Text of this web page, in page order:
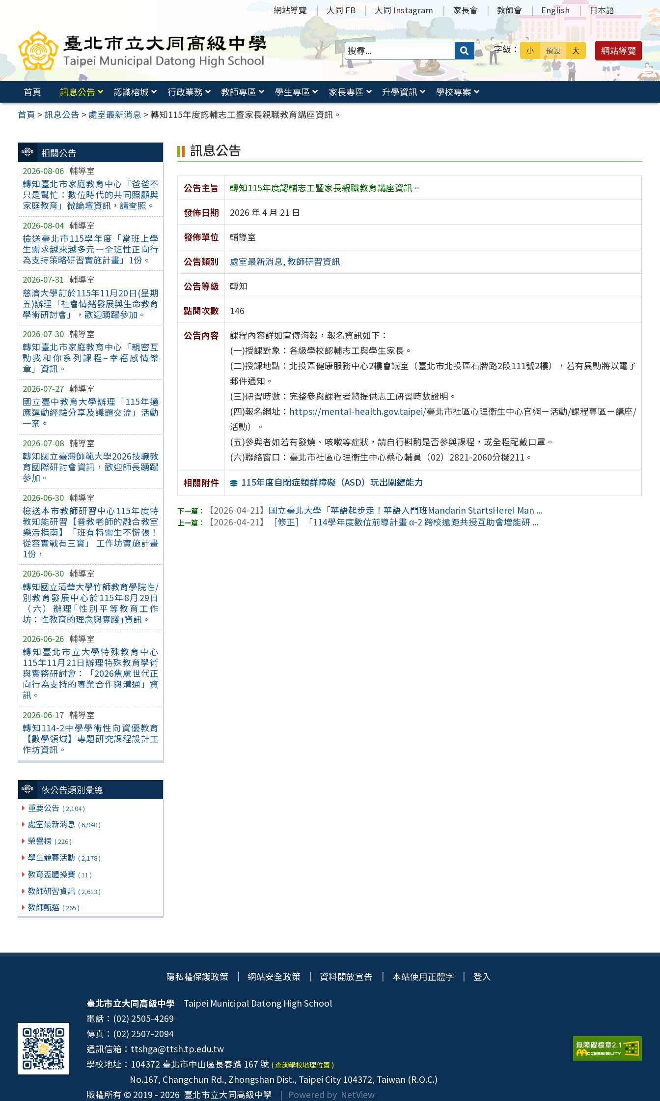
要
容
網站導覽 大同 FB 大同 Instagram 家長會 教師會 English 日本語
搜
送出 字級： 小 預設 大 網站導覽
首頁 訊息公告 認識榕城 行政業務 教師專區 學生專區 家長專區 升學資訊
學校專案
首頁 >訊息公告 > 處室最新消息 >轉知115年度認輔志工暨家長親職教育講座資訊。
相關公告
2026-08-06 輔導室
轉知臺北市家庭教育中心「爸爸不
只是幫忙：數位時代的共同照顧與
家庭教育」微論壇資訊，請查照。
2026-08-04 輔導室
檢送臺北市115學年度「當班上學
生需求越來越多元—全班性正向行
為支持策略研習實施計畫」1份。
2026-07-31 輔導室
慈濟大學訂於115年11月20日(星期
五)辦理「社會情緒發展與生命教育
學術研討會」，歡迎踴躍參加。
2026-07-30 輔導室
轉知臺北市家庭教育中心「親密互
動我和你系列課程–幸福感情樂
章」資訊。
2026-07-27 輔導室
國立臺中教育大學辦理「115年適
應運動經驗分享及議題交流」活動
一案。
2026-07-08 輔導室
轉知國立臺灣師範大學2026技職教
育國際研討會資訊，歡迎師長踴躍
參加。
2026-06-30 輔導室
檢送本市教師研習中心115年度特
教知能研習【普教老師的融合教室
樂活指南】「班有特需生不慌張！
從容實戰有三寶」 工作坊實施計畫
1份，
2026-06-30 輔導室
轉知國立清華大學竹師教育學院性/
別教育發展中心於115年8月29日
（六）辦理｢性別平等教育工作
坊：性教育的理念與實踐｣資訊。
2026-06-26 輔導室
轉知臺北市立大學特殊教育中心
115年11月21日辦理特殊教育學術
與實務研討會：「2026焦慮世代正
向行為支持的專業合作與溝通」資
訊。
2026-06-17 輔導室
轉知114-2中學學術性向資優教育
【數學領域】專題研究課程設計工
作坊資訊。
依公告類別彙總
重要公告 ( 2,104 )
處室最新消息 ( 6,940 )
榮譽榜 ( 226 )
學生競賽活動 ( 2,178 )
教育盃體操賽 ( 11 )
教師研習資訊 ( 2,613 )
教師甄選 ( 265 )
訊息公告
公告主旨
轉知115年度認輔志工暨家長親職教育講座資訊。
發佈日期
2026 年 4 月 21 日
發佈單位
輔導室
公告類別
處室最新消息, 教師研習資訊
公告等級
轉知
點閱次數
146
公告內容
課程內容詳如宣傳海報，報名資訊如下：
(一)授課對象：各級學校認輔志工與學生家長。
(二)授課地點：北投區健康服務中心2樓會議室（臺北市北投區石牌路2段111號2樓），若有異動將以電子
郵件通知。
(三)研習時數：完整參與課程者將提供志工研習時數證明。
(四)報名網址： https://mental-health.gov.taipei/臺北市社區心理衛生中心官網－活動/課程專區－講座/
活動）。
(五)參與者如若有發燒、咳嗽等症狀，請自行斟酌是否參與課程，或全程配戴口罩。
(六)聯絡窗口：臺北市社區心理衛生中心蔡心輔員（02）2821-2060分機211。
相關附件 115年度自閉症類群障礙（ASD）玩出關鍵能力
【2026-04-21】 國立臺北大學「華語起步走！華語入門班Mandarin StartsHere! Man ...
【2026-04-21】
［修正］「114學年度數位前導計畫 α-2 跨校遠距共授互助會增能研 ...
隱私權保護政策 網站安全政策 資料開放宣告 本站使用正體字 登入
臺北市立大同高級中學 Taipei Municipal Datong High School
電話：(02) 2505-4269
傳真：(02) 2507-2094
通訊信箱：ttshga@ttsh.tp.edu.tw
學校地址：104372 臺北市中山區長春路 167 號 ( 查詢學校地理位置 )
No.167, Changchun Rd., Zhongshan Dist., Taipei City 104372, Taiwan (R.O.C.)
版權所有 © 2019 - 2026 臺北市立大同高級中學 | Powered by NetView